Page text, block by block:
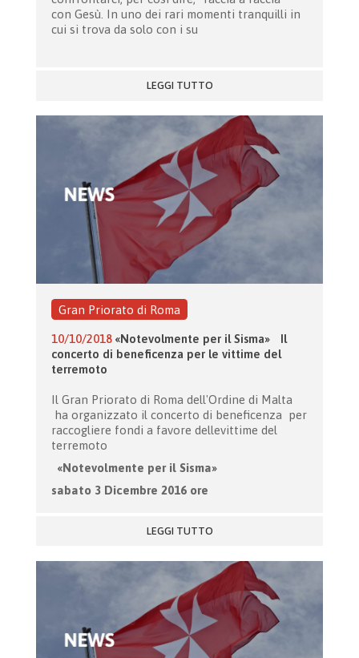
con Gesù. In uno dei rari momenti tranquilli in
cui si trova da solo con i su
LEGGI TUTTO
Gran Priorato di Roma
10/10/2018 «Notevolmente per il Sisma» Il
concerto di beneficenza per le vittime del
terremoto
Il Gran Priorato di Roma dell'Ordine di Malta
ha organizzato il concerto di beneficenza per
raccogliere fondi a favore dellevittime del
terremoto
«Notevolmente per il Sisma»
sabato 3 Dicembre 2016 ore
LEGGI TUTTO